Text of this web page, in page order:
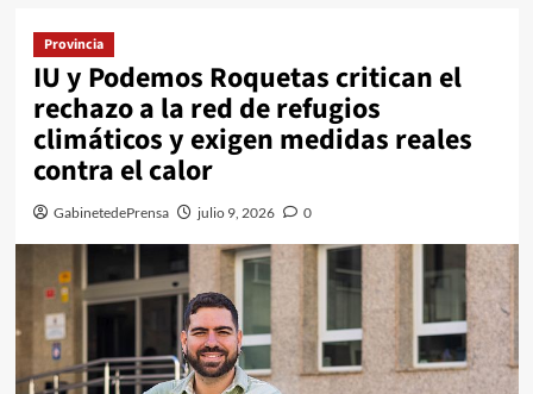
Provincia
IU y Podemos Roquetas critican el
rechazo a la red de refugios
climáticos y exigen medidas reales
contra el calor
GabinetedePrensa julio 9, 2026 0